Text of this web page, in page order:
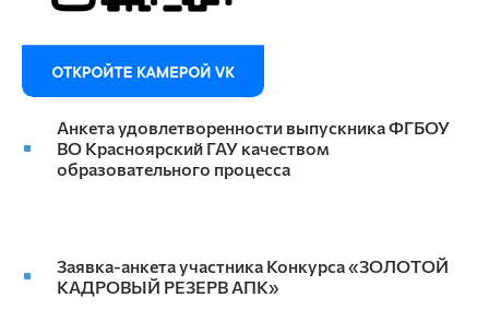
Анкета удовлетворенности выпускника ФГБОУ
ВО Красноярский ГАУ качеством
образовательного процесса
Заявка-анкета участника Конкурса «ЗОЛОТОЙ
КАДРОВЫЙ РЕЗЕРВ АПК»